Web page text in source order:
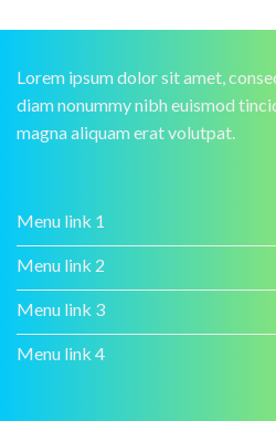
Lorem ipsum dolor sit amet,
diam nonummy nibh euismod
magna aliquam erat volutpat.
Menu link 1
Menu link 2
Menu link 3
Menu link 4